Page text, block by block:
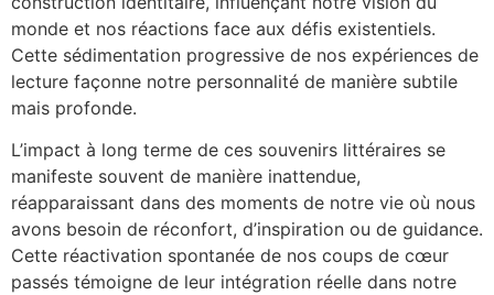
monde et nos réactions face aux défis existentiels.
Cette sédimentation progressive de nos expériences de
lecture façonne notre personnalité de manière subtile
mais profonde.
L’impact à long terme de ces souvenirs littéraires se
manifeste souvent de manière inattendue,
réapparaissant dans des moments de notre vie où nous
avons besoin de réconfort, d’inspiration ou de guidance.
Cette réactivation spontanée de nos coups de cœur
passés témoigne de leur intégration réelle dans notre